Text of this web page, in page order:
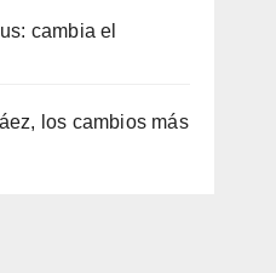
cambia el
los cambios más